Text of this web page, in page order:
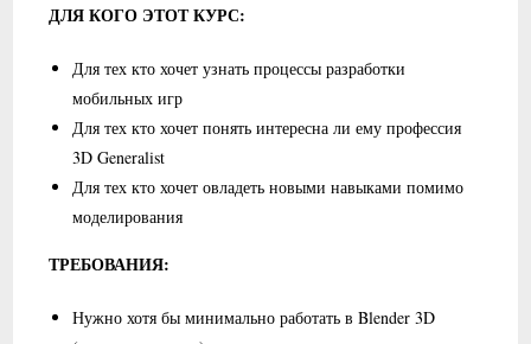
ДЛЯ КОГО ЭТОТ КУРС:
Для тех кто хочет узнать процессы разработки
мобильных игр
Для тех кто хочет понять интересна ли ему профессия
3D Generalist
Для тех кто хочет овладеть новыми навыками помимо
моделирования
ТРЕБОВАНИЯ:
Нужно хотя бы минимально работать в Blender 3D